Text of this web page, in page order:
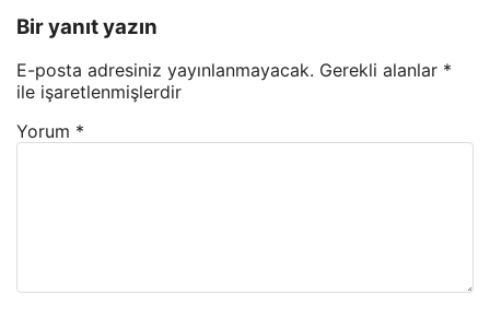
Bir yanıt yazın
E-posta adresiniz yayınlanmayacak. Gerekli alanlar *
ile işaretlenmişlerdir
Yorum *